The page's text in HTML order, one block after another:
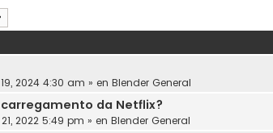
2024 4:30 am » en Blender General
da Netflix?
2022 5:49 pm » en Blender General